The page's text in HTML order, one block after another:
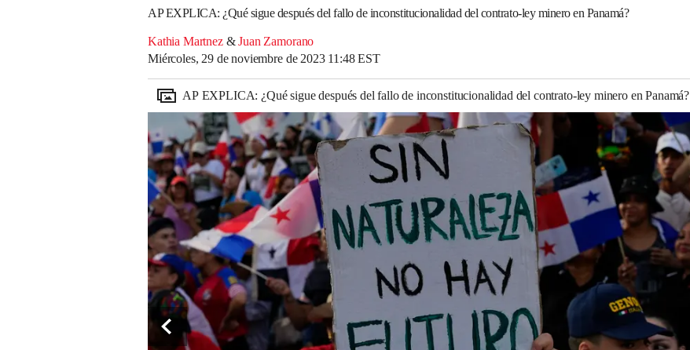
AP EXPLICA: ¿Qué sigue después del fallo de inconstitucionalidad del contrato-ley minero en Panamá?
Kathia Martnez & Juan Zamorano
Miércoles, 29 de noviembre de 2023 11:48 EST
AP EXPLICA: ¿Qué sigue después del fallo de inconstitucionalidad del contrato-ley minero en Panamá?